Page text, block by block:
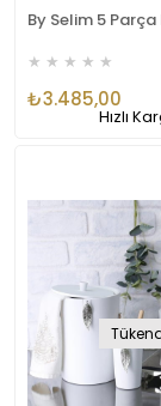
★ ★ ★ ★ ★
₺3.485,00
Hızlı